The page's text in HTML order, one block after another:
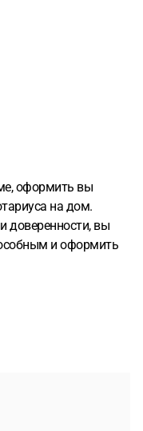
оформить вы
на дом.
доверенности, вы
и оформить